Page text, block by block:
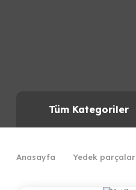
Tüm Kategoriler
Anasayfa Yedek parçalar